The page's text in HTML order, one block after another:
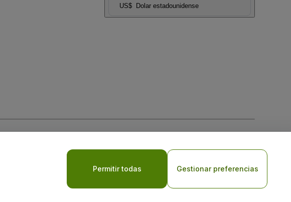
US$ Dolar estadounidense
y de laPolítica de Privacidad para Móviles
Permitir todas Gestionar preferencias